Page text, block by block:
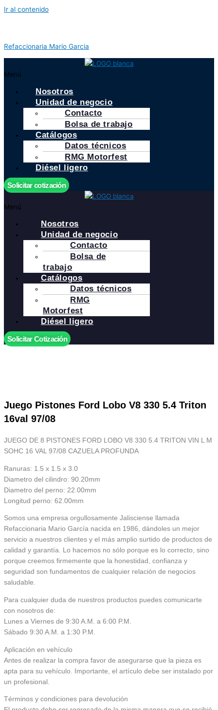
Ir al contenido
Refaccionaria Mario Garcia
Menú
Nosotros
Unidad de negocio
Contacto
Bolsa de trabajo
Catálogos
Datos técnicos
RMG Motorfest
Diésel ligero
Solicitar cotización
Menú
Nosotros
Unidad de negocio
Contacto
Bolsa de
trabajo
Catálogos
Datos técnicos
RMG
Motorfest
Diésel ligero
Solicitar Cotización
Juego Pistones Ford Lobo V8 330 5.4 Triton
16val 97/08
JUEGO DE 8 PISTONES FORD LOBO V8 330 5.4 TRITON VIN L M
SOHC 16 VAL 97/08 CAZUELA PROFUNDA
Ranuras: 1.5 x 1.5 x 3.0
Diametro del cilindro: 90.20mm
Diametro del perno: 22.00mm
Longitud perno: 62.00mm
Somos una empresa orgullosamente Jalisciense llamada
Refaccionaria Mario García nacida en 1986, dándoles un mejor
servicio a nuestros clientes y el más amplio surtido de productos de
calidad y garantía. Lo hacemos no sólo porque es lo correcto, sino
porque creemos firmemente que la honestidad, confianza y
seguridad son fundamentos de cualquier relación de negocios
saludable.
Para cualquier duda de nuestros productos puedes comunicarte
con nosotros de:
Lunes a Viernes de 9:30 A.M. a 6:00 P.M.
Sábado 9:30 A.M. a 1:30 P.M.
Aplicación en vehículo
Antes de realizar la compra favor de asegurarse que la pieza es
apta para su vehículo. Importante, el artículo debe ser instalado por
un profesional.
Términos y condiciones para devolución